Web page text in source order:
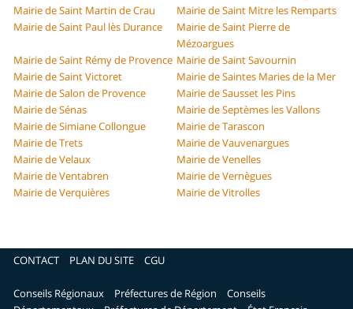
Mairie de Saint Martin de Crau
Mairie de Saint Mitre les Remparts
Mairie de Saint Paul lès Durance
Mairie de Saint Pierre de
Mézoargues
Mairie de Saint Rémy de Provence Mairie de Saint Savournin
Mairie de Saint Victoret
Mairie de Saintes Maries de la Mer
Mairie de Salon de Provence
Mairie de Sausset les Pins
Mairie de Sénas
Mairie de Septèmes les Vallons
Mairie de Simiane Collongue
Mairie de Tarascon
Mairie de Trets
Mairie de Vauvenargues
Mairie de Velaux
Mairie de Venelles
Mairie de Ventabren
Mairie de Vernègues
Mairie de Verquières
Mairie de Vitrolles
CONTACT PLAN DU SITE CGU
Conseils Régionaux Préfectures de Région
Conseils